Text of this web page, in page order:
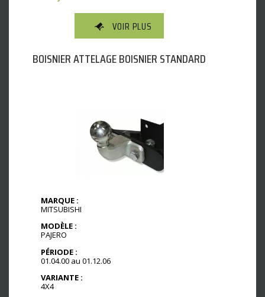
VOIR PLUS
BOISNIER ATTELAGE BOISNIER STANDARD
MARQUE :
MITSUBISHI
MODÈLE :
PAJERO
PÉRIODE :
01.04.00 au 01.12.06
VARIANTE :
4X4